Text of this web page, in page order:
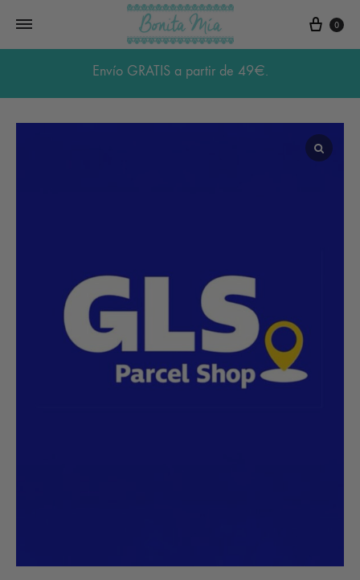
0
Envío GRATIS a partir de 49€.